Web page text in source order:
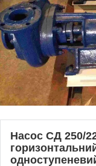
Насос СД 250/